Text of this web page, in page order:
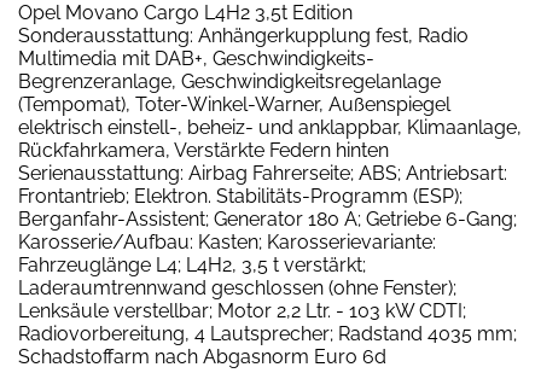
Opel Movano Cargo L4H2 3,5t Edition
Sonderausstattung: Anhängerkupplung fest, Radio
Multimedia mit DAB+, Geschwindigkeits-
Begrenzeranlage, Geschwindigkeitsregelanlage
(Tempomat), Toter-Winkel-Warner, Außenspiegel
elektrisch einstell-, beheiz- und anklappbar, Klimaanlage,
Rückfahrkamera, Verstärkte Federn hinten
Serienausstattung: Airbag Fahrerseite; ABS; Antriebsart:
Frontantrieb; Elektron. Stabilitäts-Programm (ESP);
Berganfahr-Assistent; Generator 180 A; Getriebe 6-Gang;
Karosserie/Aufbau: Kasten; Karosserievariante:
Fahrzeuglänge L4; L4H2, 3,5 t verstärkt;
Laderaumtrennwand geschlossen (ohne Fenster);
Lenksäule verstellbar; Motor 2,2 Ltr. - 103 kW CDTI;
Radiovorbereitung, 4 Lautsprecher; Radstand 4035 mm;
Schadstoffarm nach Abgasnorm Euro 6d